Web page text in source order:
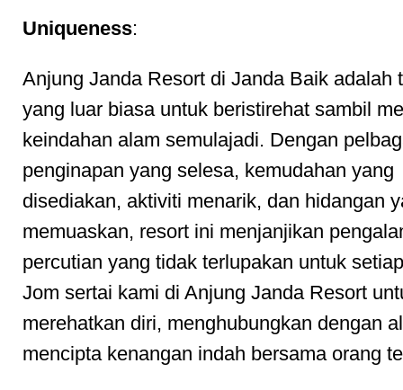
Uniqueness:
Anjung Janda Resort di Janda Baik adalah
yang luar biasa untuk beristirehat sambil
keindahan alam semulajadi. Dengan
penginapan yang selesa, kemudahan yang
disediakan, aktiviti menarik, dan hidangan
memuaskan, resort ini menjanjikan
percutian yang tidak terlupakan untuk
Jom sertai kami di Anjung Janda Resort
merehatkan diri, menghubungkan dengan
mencipta kenangan indah bersama orang